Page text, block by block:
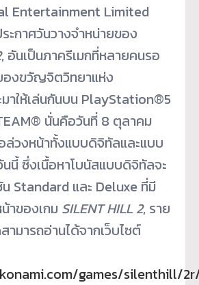
Entertainment Limited
ะกาศวันวางจำหน่ายของ
, อันเป็นภาครีเมกที่หลายคนรอ
งขวัญจิตวิทยาแห่ง
าให้เล่นกันบน PlayStation®5
® นั่นคือวันที่ 8 ตุลาคม
ล่วงหน้าทั้งแบบดิจิทัลและแบบ
นี้ ซึ่งเนื้อหาโบนัสแบบดิจิทัลจะ
น Standard และ Deluxe ที่มี
าของเกมSILENT HILL 2, ราย
ามารถอ่านได้จากเว็บไซต์
games/silenthill/